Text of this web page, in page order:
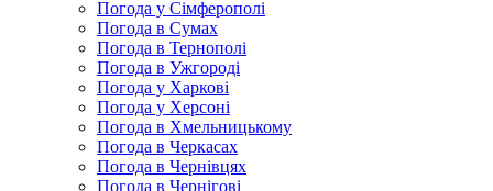
Погода у Сімферополі
Погода в Сумах
Погода в Тернополі
Погода в Ужгороді
Погода у Харкові
Погода у Херсоні
Погода в Хмельницькому
Погода в Черкасах
Погода в Чернівцях
Погода в Чернігові